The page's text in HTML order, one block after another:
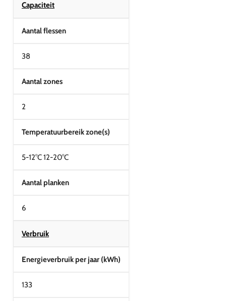
Capaciteit
Aantal flessen
38
Aantal zones
2
Temperatuurbereik zone(s)
5-12°C 12-20°C
Aantal planken
6
Verbruik
Energieverbruik per jaar (kWh)
133